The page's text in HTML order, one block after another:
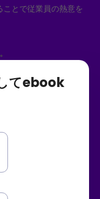
とで従業員の熱意を
てebook